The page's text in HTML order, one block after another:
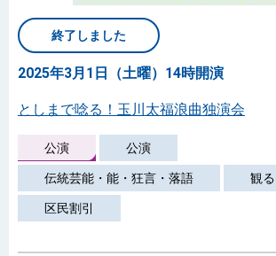
終了しました
2025年3月1日（土曜）14時開演
としまで唸る！玉川太福浪曲独演会
公演 公演
伝統芸能・能・狂言・落語 観
区民割引